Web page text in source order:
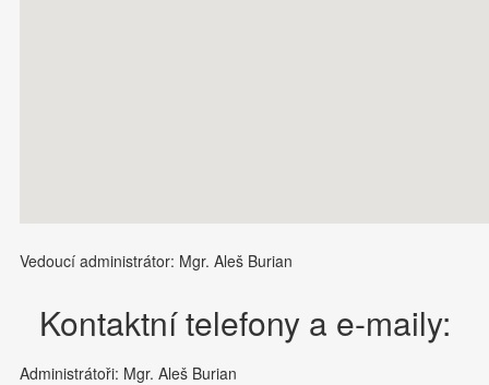
Vedoucí administrátor: Mgr. Aleš Burian
Kontaktní telefony a e-maily:
Administrátoři: Mgr. Aleš Burian